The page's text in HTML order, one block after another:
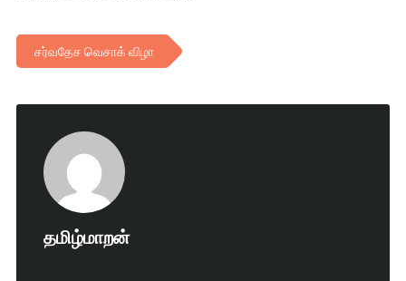
சர்வதேச வெசாக் விழா
தமிழ்மாறன்